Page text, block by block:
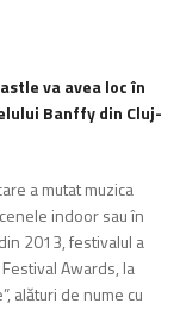
va avea loc în
Banffy din Cluj-
a mutat muzica
indoor sau în
2013, festivalul a
Awards, la
alături de nume cu